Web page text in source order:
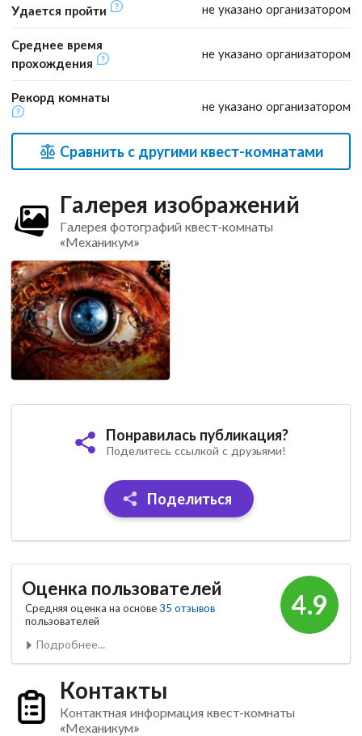
Удается пройти не указано организатором
Среднее время
прохождения
не указано организатором
Рекорд комнаты
не указано организатором
Сравнить с другими квест-комнатами
Галерея изображений
Галерея фотографий квест-комнаты
«Механикум»
Понравилась публикация?
Поделитесь ссылкой с друзьями!
Поделиться
4.9
Оценка пользователей
Средняя оценка на основе 35 отзывов
пользователей
Подробнее...
Контакты
Контактная информация квест-комнаты
«Механикум»